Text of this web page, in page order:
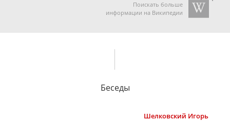
Поискать больше
информации на Википедии
Беседы
Шелковский Игорь